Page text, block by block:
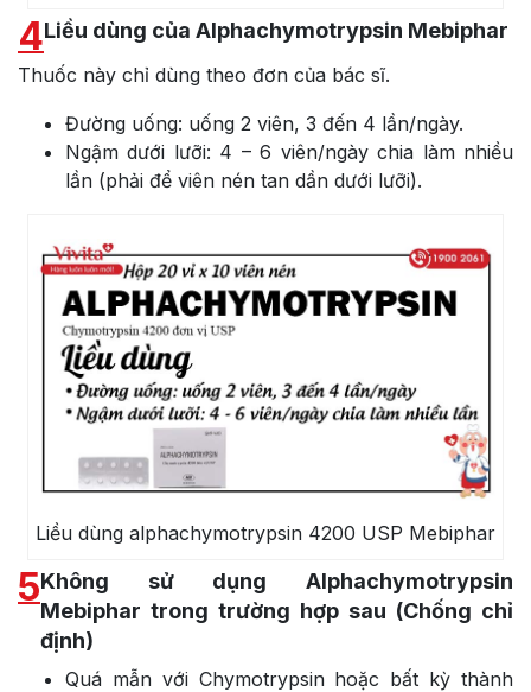
4Liều dùng của Alphachymotrypsin Mebiphar
Thuốc này chỉ dùng theo đơn của bác sĩ.
Đường uống: uống 2 viên, 3 đến 4 lần/ngày.
Ngậm dưới lưỡi: 4 – 6 viên/ngày chia làm nhiều
lần (phải để viên nén tan dần dưới lưỡi).
Liều dùng alphachymotrypsin 4200 USP Mebiphar
5Không sử dụng Alphachymotrypsin
Mebiphar trong trường hợp sau (Chống chỉ
định)
Quá mẫn với Chymotrypsin hoặc bất kỳ thành